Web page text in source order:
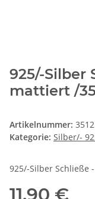
925/-Silber
mattiert /
Artikelnummer: 3512
Kategorie: Silber/-
925/-Silber Schließe
11,90 €